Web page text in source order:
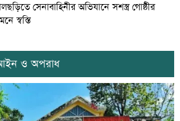
সেনাবাহিনীর অভিযানে সশস্ত্র গোষ্ঠীর
স্বস্তি
ও অপরাধ